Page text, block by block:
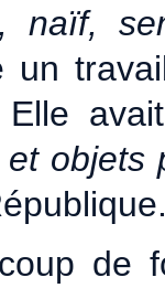
naïf,
un
Elle
et objets
de